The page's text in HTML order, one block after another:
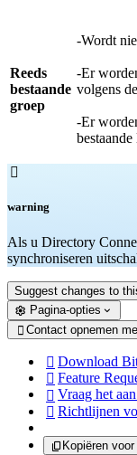
Reeds
bestaande
groep
-Wordt
-Er
volgens
-Er

warning
Als u Directory
synchroniseren
Suggest changes to
Pagina-opties
 Contact opnemen
 Download
 Feature
 Vraag het
 Richtlijnen
Kopiëren voor